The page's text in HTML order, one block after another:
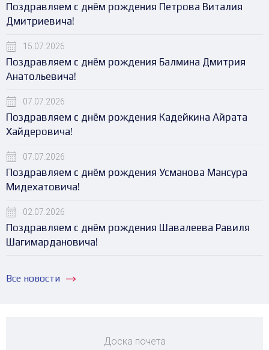
Поздравляем с днём рождения Петрова Виталия
Дмитриевича!
15.07.2026
Поздравляем с днём рождения Балмина Дмитрия
Анатольевича!
07.07.2026
Поздравляем с днём рождения Кадейкина Айрата
Хайдеровича!
07.07.2026
Поздравляем с днём рождения Усманова Мансура
Мидехатовича!
02.07.2026
Поздравляем с днём рождения Шавалеева Равиля
Шагимардановича!
Все новости
Доска почета